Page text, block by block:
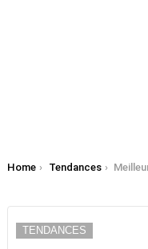
You are here:
Home Tendances Meilleurs jeans
TENDANCES